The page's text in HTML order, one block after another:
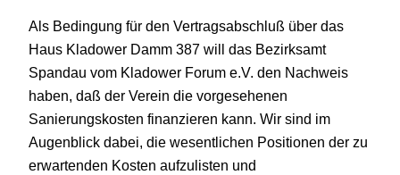
Als Bedingung für den Vertragsabschluß über das
Haus Kladower Damm 387 will das Bezirksamt
Spandau vom Kladower Forum e.V. den Nachweis
haben, daß der Verein die vorgesehenen
Sanierungskosten finanzieren kann. Wir sind im
Augenblick dabei, die wesentlichen Positionen der zu
erwartenden Kosten aufzulisten und